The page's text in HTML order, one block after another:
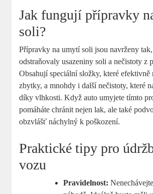
Jak fungují přípravky
soli?
Přípravky na umytí soli jsou navrženy
odstraňovaly usazeniny soli a nečistoty z
Obsahují speciální složky, které efektivně
zbytky, a mnohdy i další nečistoty, které
díky vlhkosti. Když auto umyjete tímto
pomáháte chránit nejen lak, ale také
obzvlášť náchylný k poškození.
Praktické tipy pro
vozu
Pravidelnost: